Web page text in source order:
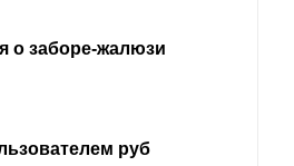
о заборе-жалюзи
руб